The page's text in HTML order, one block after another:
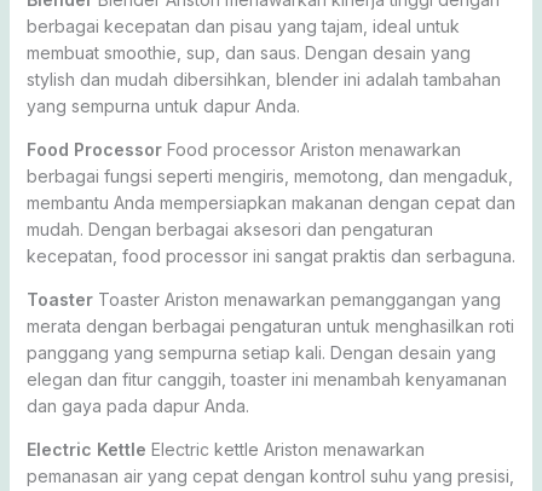
berbagai kecepatan dan pisau yang tajam, ideal untuk
membuat smoothie, sup, dan saus. Dengan desain yang
stylish dan mudah dibersihkan, blender ini adalah tambahan
yang sempurna untuk dapur Anda.
Food ProcessorFood processor Ariston menawarkan
berbagai fungsi seperti mengiris, memotong, dan mengaduk,
membantu Anda mempersiapkan makanan dengan cepat dan
mudah. Dengan berbagai aksesori dan pengaturan
kecepatan, food processor ini sangat praktis dan serbaguna.
ToasterToaster Ariston menawarkan pemanggangan yang
merata dengan berbagai pengaturan untuk menghasilkan roti
panggang yang sempurna setiap kali. Dengan desain yang
elegan dan fitur canggih, toaster ini menambah kenyamanan
dan gaya pada dapur Anda.
Electric Kettle Electric kettle Ariston menawarkan
pemanasan air yang cepat dengan kontrol suhu yang presisi,